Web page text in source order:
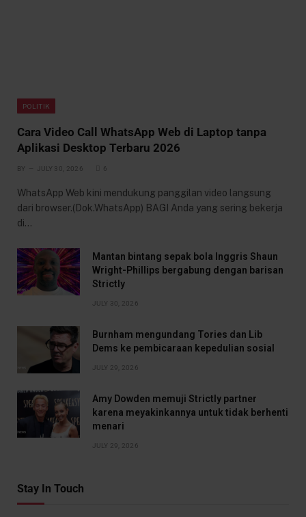
POLITIK
Cara Video Call WhatsApp Web di Laptop tanpa
Aplikasi Desktop Terbaru 2026
BY JULY 30, 2026 6
WhatsApp Web kini mendukung panggilan video langsung
dari browser.(Dok.WhatsApp) BAGI Anda yang sering bekerja
di…
Mantan bintang sepak bola Inggris Shaun
Wright-Phillips bergabung dengan barisan
Strictly
JULY 30, 2026
Burnham mengundang Tories dan Lib
Dems ke pembicaraan kepedulian sosial
JULY 29, 2026
Amy Dowden memuji Strictly partner
karena meyakinkannya untuk tidak berhenti
menari
JULY 29, 2026
Stay In Touch